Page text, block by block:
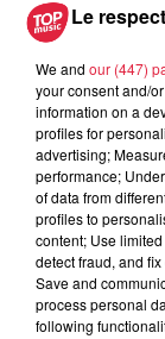
Toute
Le
We and our (447)
your consent and/
information on a
profiles for
advertising;
performance;
of data from
profiles to
content; Use
detect fraud, and
Save and
process personal
following